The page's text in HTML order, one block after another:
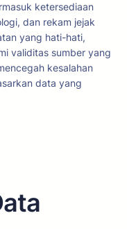
ketersediaan
dan rekam jejak
yang hati-hati,
validitas sumber yang
kesalahan
data yang